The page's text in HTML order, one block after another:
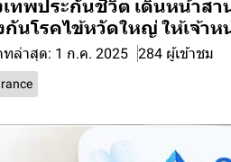
เทพประกันชีวิต เดินหน้าสา
กันโรคไข้หวัดใหญ่ ให้เจ้าห
ทล่าสุด: 1 ก.ค. 2025 284 ผู้เข้าชม